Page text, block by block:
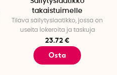
takaistuimelle
Tilava säilytyslaatikko, jossa on
useita lokeroita ja taskuja
23.72 €
Osta